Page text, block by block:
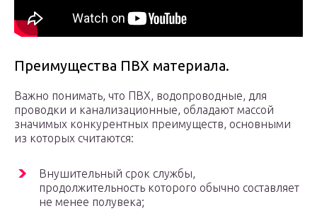
Преимущества ПВХ материала.
Важно понимать, что ПВХ, водопроводные, для
проводки и канализационные, обладают массой
значимых конкурентных преимуществ, основными
из которых считаются:
Внушительный срок службы,
продолжительность которого обычно составляет
не менее полувека;